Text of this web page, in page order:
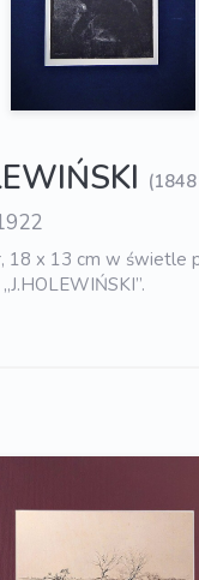
18 x 13 cm w świetle